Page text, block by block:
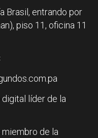
Brasil, entrando por
piso 11, oficina 11
líder de la
miembro de la